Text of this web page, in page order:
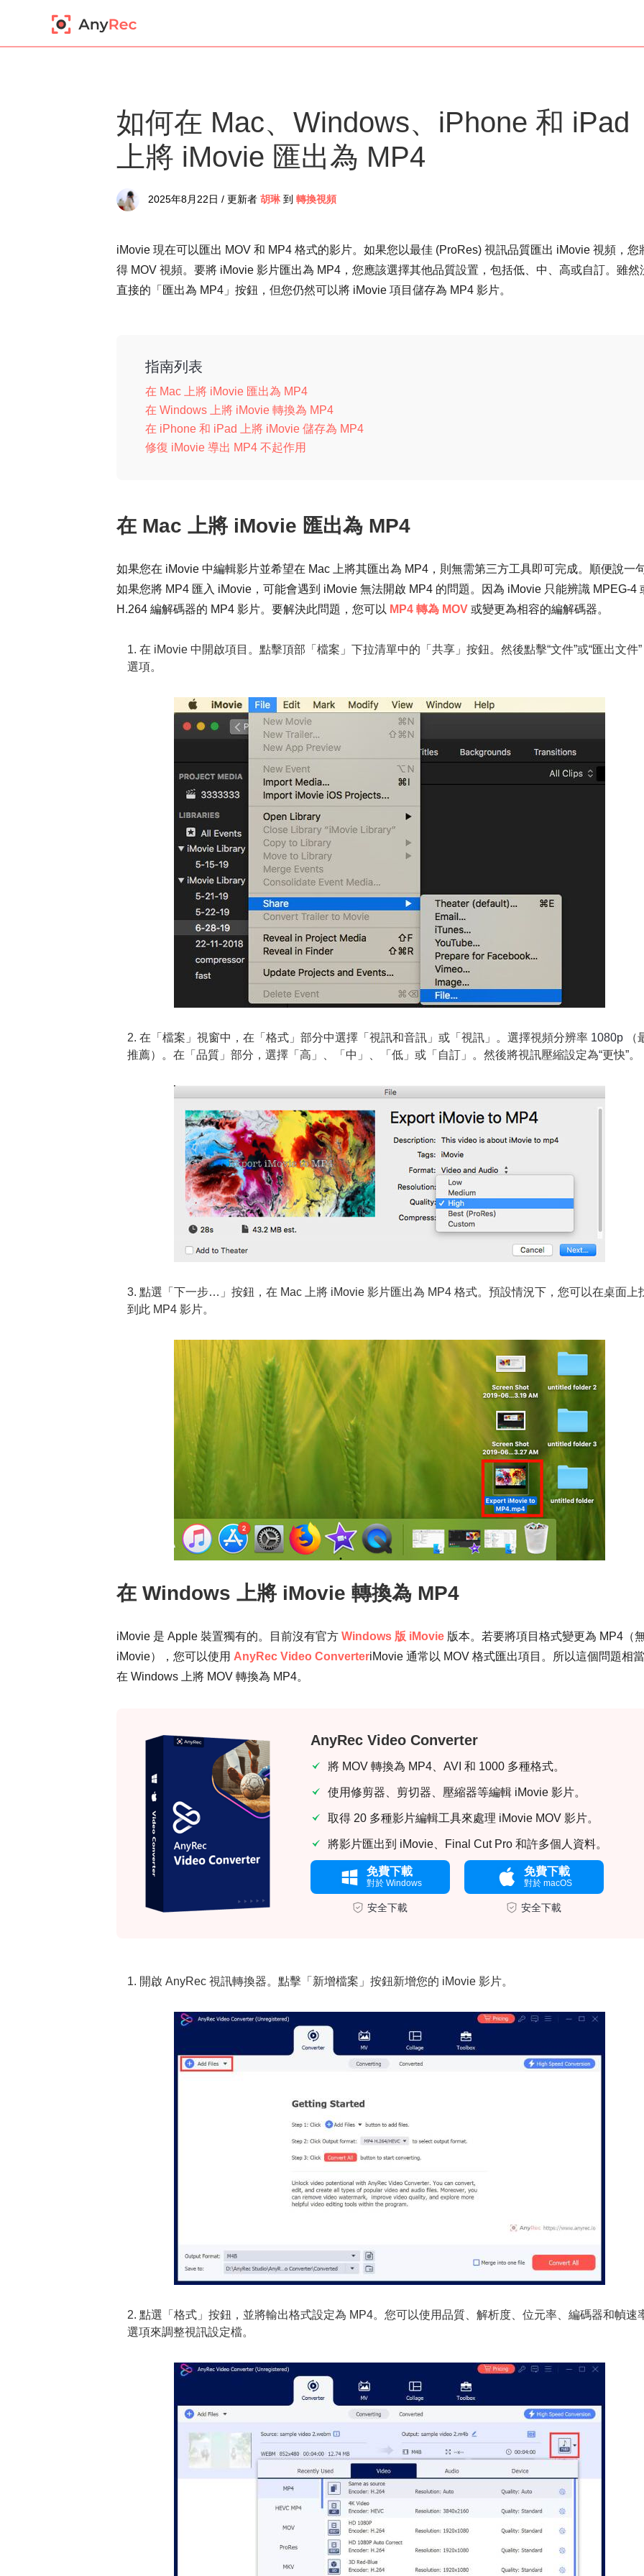
如何在 Mac、Windows、iPhone 和 iPad
上將 iMovie 匯出為 MP4
2025年8月22日 / 更新者 胡琳 到 轉換視頻
iMovie 現在可以匯出 MOV 和 MP4 格式的影片。如果您以最佳 (ProRes) 視訊品質匯出 iMovie 視頻，您
得 MOV 視頻。要將 iMovie 影片匯出為 MP4，您應該選擇其他品質設置，包括低、中、高或自訂。雖然
直接的「匯出為 MP4」按鈕，但您仍然可以將 iMovie 項目儲存為 MP4 影片。
指南列表
在 Mac 上將 iMovie 匯出為 MP4
在 Windows 上將 iMovie 轉換為 MP4
在 iPhone 和 iPad 上將 iMovie 儲存為 MP4
修復 iMovie 導出 MP4 不起作用
在 Mac 上將 iMovie 匯出為 MP4
如果您在 iMovie 中編輯影片並希望在 Mac 上將其匯出為 MP4，則無需第三方工具即可完成。順便說一
如果您將 MP4 匯入 iMovie，可能會遇到 iMovie 無法開啟 MP4 的問題。因為 iMovie 只能辨識 MPEG-4
H.264 編解碼器的 MP4 影片。要解決此問題，您可以 MP4 轉為 MOV 或變更為相容的編解碼器。
1. 在 iMovie 中開啟項目。點擊頂部「檔案」下拉清單中的「共享」按鈕。然後點擊“文件”或“匯出文件”
選項。
2. 在「檔案」視窗中，在「格式」部分中選擇「視訊和音訊」或「視訊」。選擇視頻分辨率 1080p （
推薦）。在「品質」部分，選擇「高」、「中」、「低」或「自訂」。然後將視訊壓縮設定為“更快”。
3. 點選「下一步…」按鈕，在 Mac 上將 iMovie 影片匯出為 MP4 格式。預設情況下，您可以在桌面上
到此 MP4 影片。
在 Windows 上將 iMovie 轉換為 MP4
iMovie 是 Apple 裝置獨有的。目前沒有官方 Windows 版 iMovie 版本。若要將項目格式變更為 MP4（
iMovie），您可以使用 AnyRec Video ConverteriMovie 通常以 MOV 格式匯出項目。所以這個問題相
在 Windows 上將 MOV 轉換為 MP4。
AnyRec Video Converter
將 MOV 轉換為 MP4、AVI 和 1000 多種格式。
使用修剪器、剪切器、壓縮器等編輯 iMovie 影片。
取得 20 多種影片編輯工具來處理 iMovie MOV 影片。
將影片匯出到 iMovie、Final Cut Pro 和許多個人資料。
免費下載
對於 Windows
安全下載
免費下載
對於 macOS
安全下載
1. 開啟 AnyRec 視訊轉換器。點擊「新增檔案」按鈕新增您的 iMovie 影片。
2. 點選「格式」按鈕，並將輸出格式設定為 MP4。您可以使用品質、解析度、位元率、編碼器和幀速
選項來調整視訊設定檔。